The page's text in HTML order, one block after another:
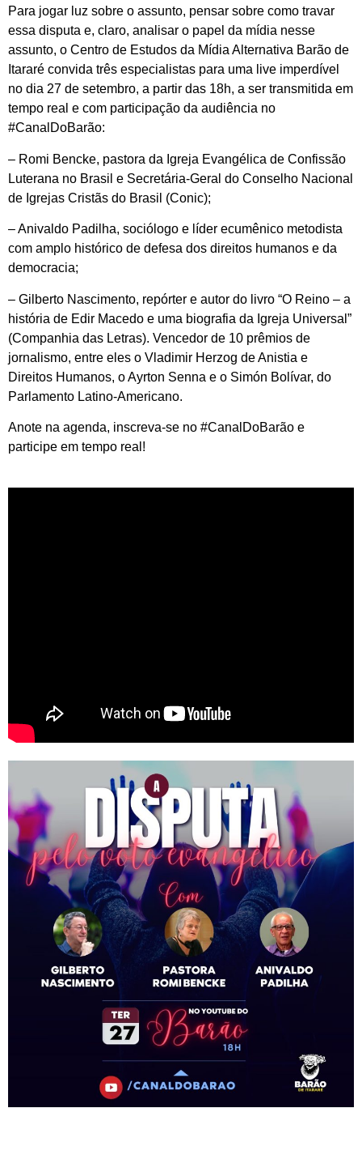
Para jogar luz sobre o assunto, pensar sobre como travar
essa disputa e, claro, analisar o papel da mídia nesse
assunto, o Centro de Estudos da Mídia Alternativa Barão de
Itararé convida três especialistas para uma live imperdível
no dia 27 de setembro, a partir das 18h, a ser transmitida em
tempo real e com participação da audiência no
#CanalDoBarão:
– Romi Bencke, pastora da Igreja Evangélica de Confissão
Luterana no Brasil e Secretária-Geral do Conselho Nacional
de Igrejas Cristãs do Brasil (Conic);
– Anivaldo Padilha, sociólogo e líder ecumênico metodista
com amplo histórico de defesa dos direitos humanos e da
democracia;
– Gilberto Nascimento, repórter e autor do livro “O Reino – a
história de Edir Macedo e uma biografia da Igreja Universal”
(Companhia das Letras). Vencedor de 10 prêmios de
jornalismo, entre eles o Vladimir Herzog de Anistia e
Direitos Humanos, o Ayrton Senna e o Simón Bolívar, do
Parlamento Latino-Americano.
Anote na agenda, inscreva-se no #CanalDoBarão e
participe em tempo real!